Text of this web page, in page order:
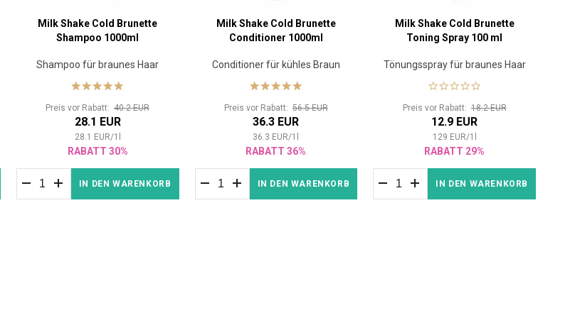
Milk Shake Cold Brunette
Shampoo 1000ml
Shampoo für braunes Haar
Preis vor Rabatt:40.2 EUR
28.1 EUR
28.1 EUR/1
RABATT 30%
IN DEN WARENKORB
Milk Shake Cold Brunette
Conditioner 1000ml
Conditioner für kühles Braun
Preis vor Rabatt: 56.5 EUR
36.3 EUR
36.3 EUR/1
RABATT 36%
IN DEN WARENKORB
Milk Shake Cold Brunette
Toning Spray 100 ml
Tönungsspray für braunes Haar
Preis vor Rabatt:18.2 EUR
12.9 EUR
129 EUR/1
RABATT 29%
IN DEN WARENKORB